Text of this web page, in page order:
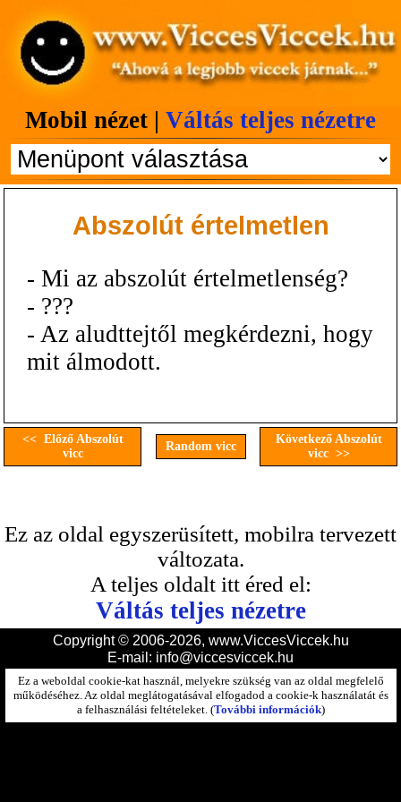
Mobil nézet | Váltás teljes nézetre
Abszolút értelmetlen
- Mi az abszolút értelmetlenség?
- ???
- Az aludttejtől megkérdezni, hogy
mit álmodott.
<< Előző Abszolút
vicc
Random vicc
Következő Abszolút
vicc >>
Ez az oldal egyszerüsített, mobilra tervezett
változata.
A teljes oldalt itt éred el:
Váltás teljes nézetre
Copyright © 2006-2026, www.ViccesViccek.hu
E-mail: info@viccesviccek.hu
Ez a weboldal cookie-kat használ, melyekre szükség van az oldal megfelelő
működéséhez. Az oldal meglátogatásával elfogadod a cookie-k használatát és
a felhasználási feltételeket. (További információk)